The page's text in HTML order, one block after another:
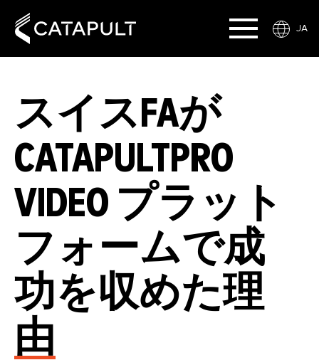
JA
スイスFAが
CATAPULTPRO
VIDEO プラット
フォームで成
功を収めた理
由